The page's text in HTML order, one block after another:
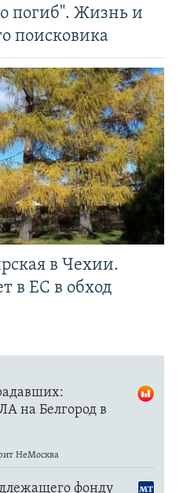
погиб". Жизнь и
поисковика
в Чехии.
в ЕС в обход